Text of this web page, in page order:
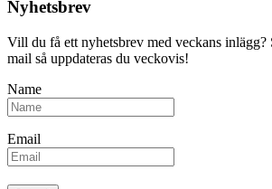
Nyhetsbrev
Vill du få ett nyhetsbrev med veckans
mail så uppdateras du veckovis!
Name
Email